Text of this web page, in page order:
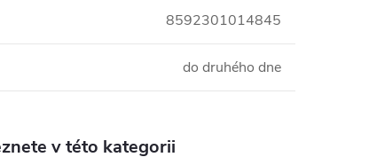
8592301014845
do druhého dne
v této kategorii